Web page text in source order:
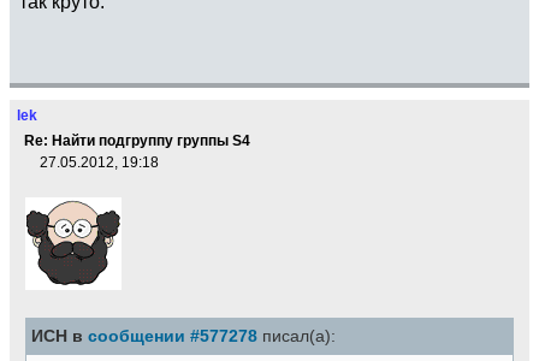
lek
Re: Найти подгруппу группы S4
27.05.2012, 19:18
ИСН в сообщении #577278 писал(а):